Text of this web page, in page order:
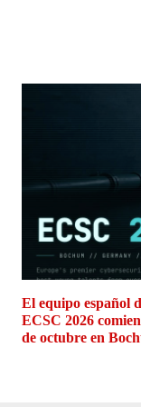
El equipo español
ECSC 2026
de octubre en